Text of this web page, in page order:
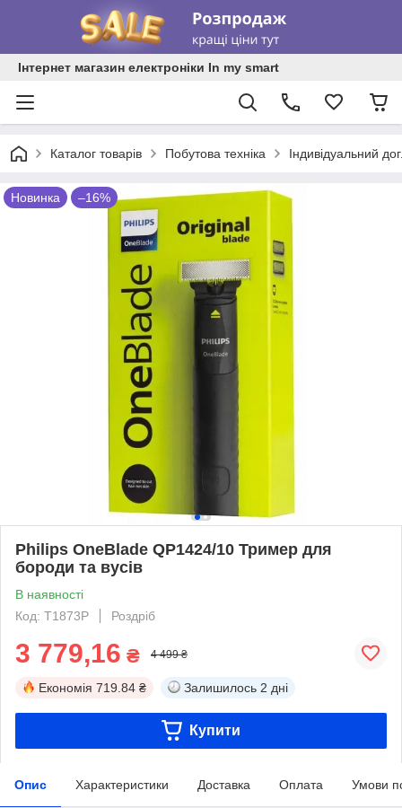
Інтернет магазин електроніки In my smart
Каталог товарів Побутова техніка Індивідуальний
Новинка –16%
Philips OneBlade QP1424/10 Тример для
бороди та вусів
В наявності
Код: T1873P
Роздріб
3 779,16 ₴ 4 499 ₴
Економія 719.84 ₴ Залишилось 2 дні
Купити
Опис Характеристики Доставка Оплата Умови